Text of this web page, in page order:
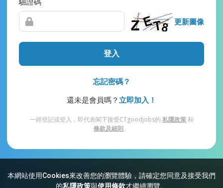
本網站使用Cookies來改善您的瀏覽體驗，請確定您同意及接受我們
的私隱政策與使用條款才繼續瀏覽。
更新圖像
登入
忘記密碼？
還未是會員嗎？ 立即加入！
一經登記或登入，即代表閣下接受CTgoodjobs的 私隱政策和
條款及細則。
網站索引 常見問題 私隱 條款及細則